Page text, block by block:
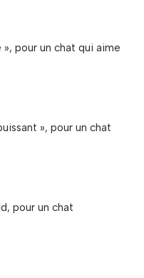
», pour un chat qui aime
», pour un chat
pour un chat